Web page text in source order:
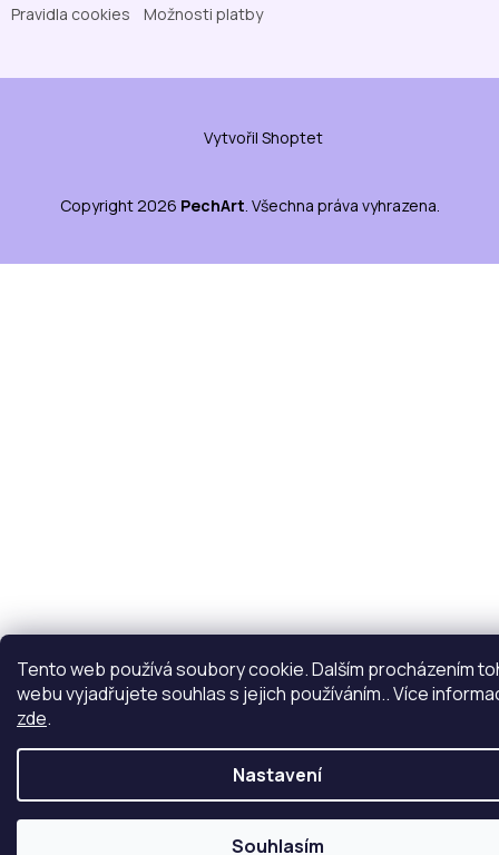
Tento web používá soubory cookie. Dalším procházením
webu vyjadřujete souhlas s jejich používáním.. Více
zde.
Nastavení
Souhlasím
Pravidla cookies
Možnosti platby
Vytvořil Shoptet
Copyright 2026 PechArt . Všechna práva vyhrazena.